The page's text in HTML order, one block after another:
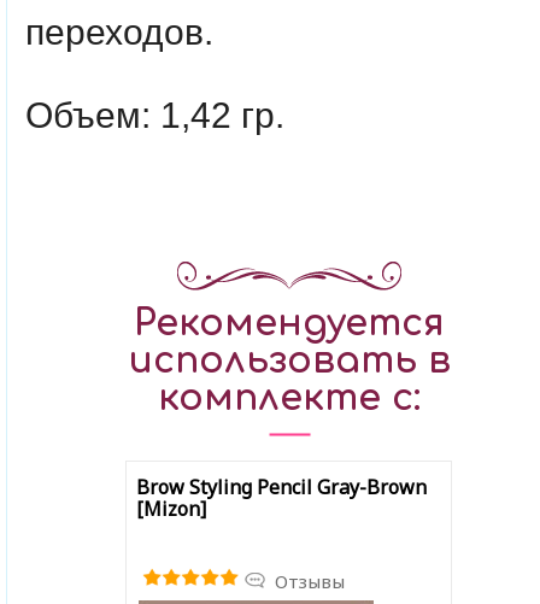
переходов.
Объем: 1,42 гр.
Рекомендуется
использовать в
комплекте с:
Brow Styling Pencil Gray-Brown
[Mizon]
Отзывы